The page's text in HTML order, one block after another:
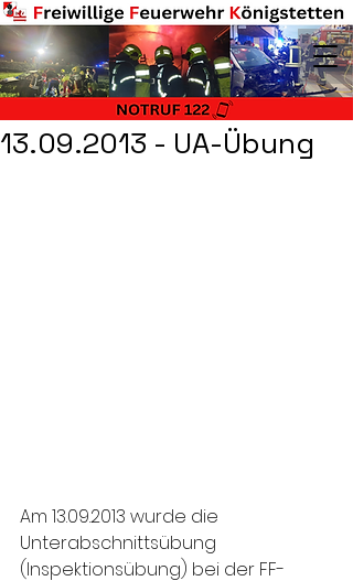
13.09.2013 - UA-Übung
Am 13.09.2013 wurde die
Unterabschnittsübung
(Inspektionsübung) bei der FF-